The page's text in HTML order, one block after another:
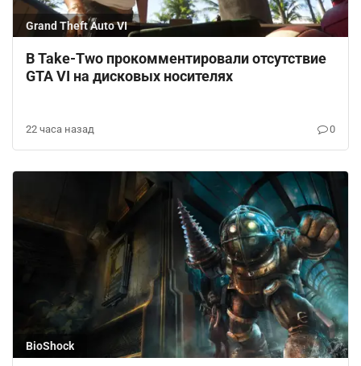
Grand Theft Auto VI
В Take-Two прокомментировали отсутствие
GTA VI на дисковых носителях
22 часа назад 0
BioShock